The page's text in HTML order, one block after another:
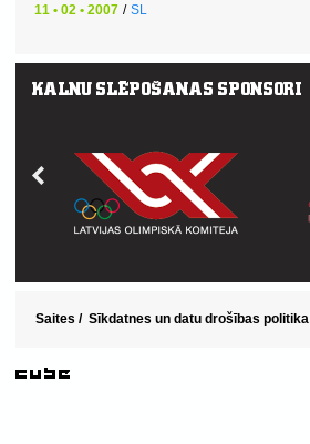
11 • 02 • 2007 / SL
Saites / Sīkdatnes un datu drošības politika